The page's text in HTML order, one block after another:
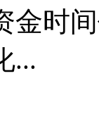
金时
...